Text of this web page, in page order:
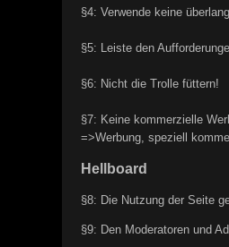
§4: Verwende keine
§5: Leiste den
§6: Nicht die Trolle füttern!
§7: Keine kommerzielle
=>Werbung, speziell
Hellboard
§8: Die Nutzung der Seite
§9: Den Moderatoren und